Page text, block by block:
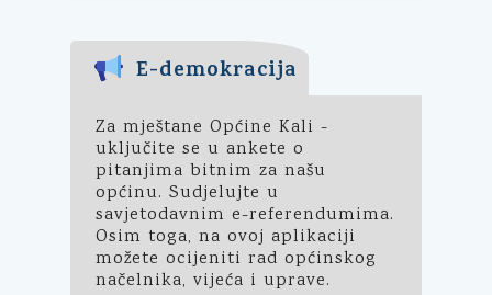
E-demokracija
Za mještane Općine Kali -
uključite se u ankete o
pitanjima bitnim za našu
općinu. Sudjelujte u
savjetodavnim e-referendumima.
Osim toga, na ovoj aplikaciji
možete ocijeniti rad općinskog
načelnika, vijeća i uprave.